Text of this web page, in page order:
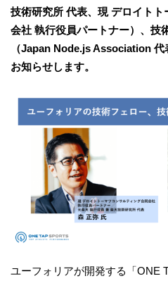
技術研究所 代表、現 デロイト
会社 執行役員パートナー）、技
（Japan Node.js Association
お知らせします。
ユーフォリアが開発する「ONE